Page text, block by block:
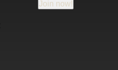
Join now!